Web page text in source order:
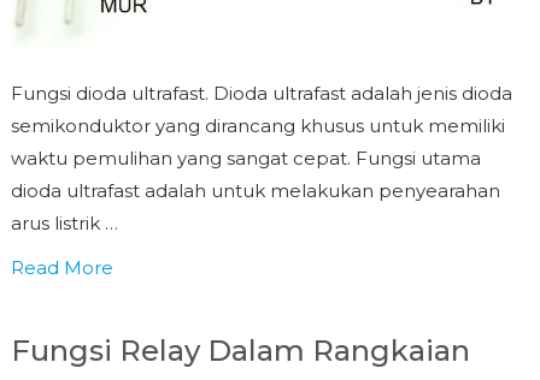
Fungsi dioda ultrafast. Dioda ultrafast adalah jenis dioda
semikonduktor yang dirancang khusus untuk memiliki
waktu pemulihan yang sangat cepat. Fungsi utama
dioda ultrafast adalah untuk melakukan penyearahan
arus listrik …
Read More
Fungsi Relay Dalam Rangkaian